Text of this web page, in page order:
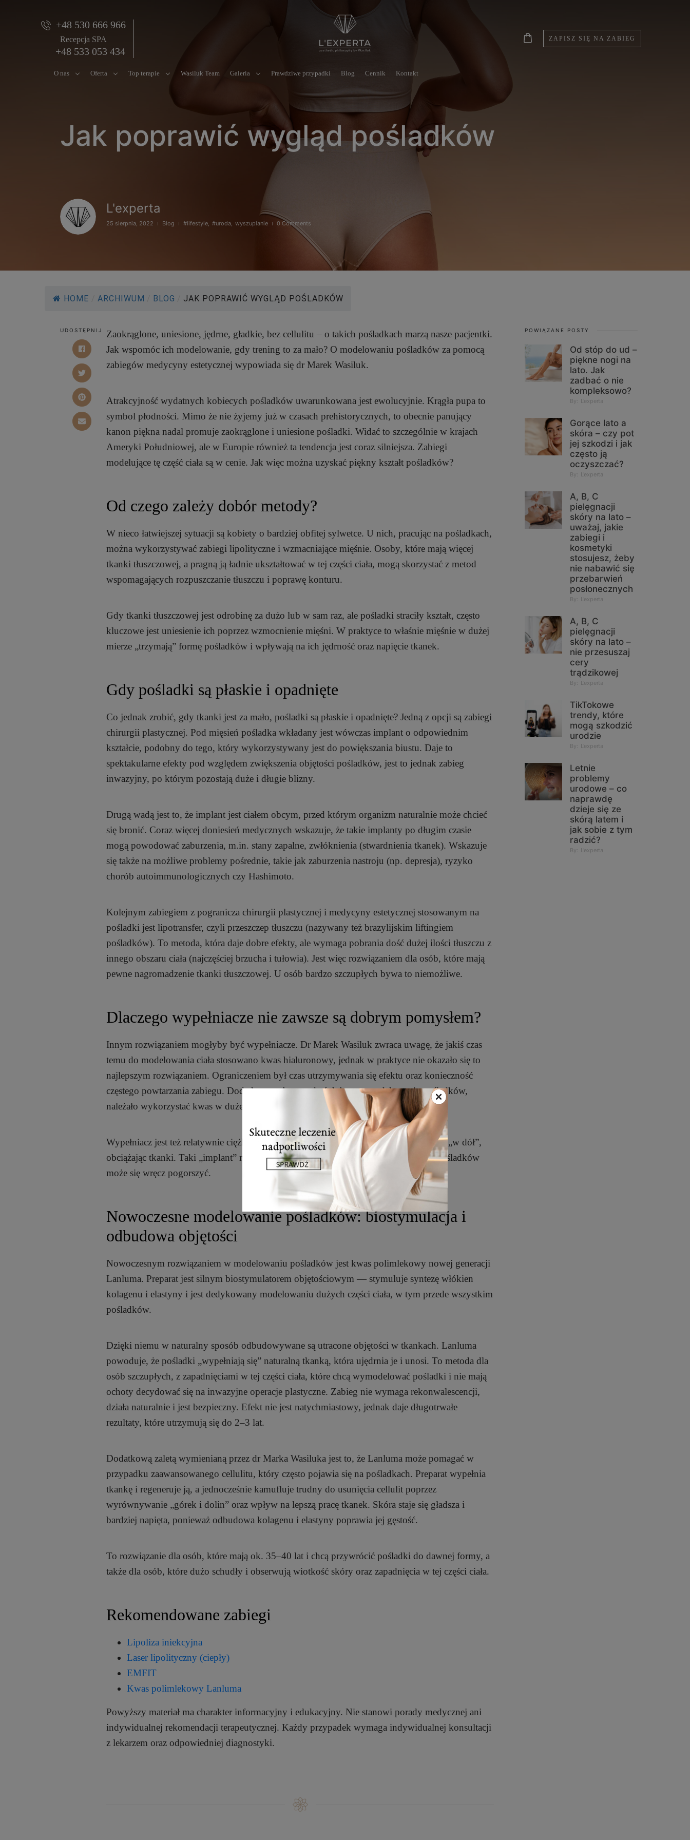
+48 530 666 966
Recepcja SPA
+48 533 053 434
ZAPISZ SIĘ NA ZABIEG
O nas Oferta Top terapie Wasiluk Team Galeria Prawdziwe przypadki Blog Cennik Kontakt
Jak poprawić wygląd pośladków
L'experta
25 sierpnia, 2022 Blog #lifestyle #uroda wyszuplanie 0 Comments
HOME ARCHIWUM BLOG JAK POPRAWIĆ WYGLĄD POŚLADKÓW
UDOSTĘPNIJ
Zaokrąglone, uniesione, jędrne, gładkie, bez cellulitu – o takich pośladkach marzą nasze pacjentki.
Jak wspomóc ich modelowanie, gdy trening to za mało? O modelowaniu pośladków za pomocą
zabiegów medycyny estetycznej wypowiada się dr Marek Wasiluk.
Atrakcyjność wydatnych kobiecych pośladków uwarunkowana jest ewolucyjnie. Krągła pupa to
symbol płodności. Mimo że nie żyjemy już w czasach prehistorycznych, to obecnie panujący
kanon piękna nadal promuje zaokrąglone i uniesione pośladki. Widać to szczególnie w krajach
Ameryki Południowej, ale w Europie również ta tendencja jest coraz silniejsza. Zabiegi
modelujące tę część ciała są w cenie. Jak więc można uzyskać piękny kształt pośladków?
Od czego zależy dobór metody?
W nieco łatwiejszej sytuacji są kobiety o bardziej obfitej sylwetce. U nich, pracując na pośladkach,
można wykorzystywać zabiegi lipolityczne i wzmacniające mięśnie. Osoby, które mają więcej
tkanki tłuszczowej, a pragną ją ładnie ukształtować w tej części ciała, mogą skorzystać z metod
wspomagających rozpuszczanie tłuszczu i poprawę konturu.
Gdy tkanki tłuszczowej jest odrobinę za dużo lub w sam raz, ale pośladki straciły kształt, często
kluczowe jest uniesienie ich poprzez wzmocnienie mięśni. W praktyce to właśnie mięśnie w dużej
mierze „trzymają” formę pośladków i wpływają na ich jędrność oraz napięcie tkanek.
Gdy pośladki są płaskie i opadnięte
Co jednak zrobić, gdy tkanki jest za mało, pośladki są płaskie i opadnięte? Jedną z opcji są zabiegi
chirurgii plastycznej. Pod mięsień pośladka wkładany jest wówczas implant o odpowiednim
kształcie, podobny do tego, który wykorzystywany jest do powiększania biustu. Daje to
spektakularne efekty pod względem zwiększenia objętości pośladków, jest to jednak zabieg
inwazyjny, po którym pozostają duże i długie blizny.
Drugą wadą jest to, że implant jest ciałem obcym, przed którym organizm naturalnie może chcieć
się bronić. Coraz więcej doniesień medycznych wskazuje, że takie implanty po długim czasie
mogą powodować zaburzenia, m.in. stany zapalne, zwłóknienia (stwardnienia tkanek). Wskazuje
się także na możliwe problemy pośrednie, takie jak zaburzenia nastroju (np. depresja), ryzyko
chorób autoimmunologicznych czy Hashimoto.
Kolejnym zabiegiem z pogranicza chirurgii plastycznej i medycyny estetycznej stosowanym na
pośladki jest lipotransfer, czyli przeszczep tłuszczu (nazywany też brazylijskim liftingiem
pośladków). To metoda, która daje dobre efekty, ale wymaga pobrania dość dużej ilości tłuszczu z
innego obszaru ciała (najczęściej brzucha i tułowia). Jest więc rozwiązaniem dla osób, które mają
pewne nagromadzenie tkanki tłuszczowej. U osób bardzo szczupłych bywa to niemożliwe.
Dlaczego wypełniacze nie zawsze są dobrym pomysłem?
Innym rozwiązaniem mogłyby być wypełniacze. Dr Marek Wasiluk zwraca uwagę, że jakiś czas
temu do modelowania ciała stosowano kwas hialuronowy, jednak w praktyce nie okazało się to
najlepszym rozwiązaniem. Ograniczeniem był czas utrzymywania się efektu oraz konieczność
częstego powtarzania zabiegu. Dodatkowo, aby uzyskać dobre wymodelowanie pośladków,
należało wykorzystać kwas w dużej ilości, co czyniło terapię nieopłacalną.
Wypełniacz jest też relatywnie ciężkim preparatem — podany w pośladki może działać „w dół”,
obciążając tkanki. Taki „implant” rozciąga tkankę, a potem zanika, przez co wygląd pośladków
może się wręcz pogorszyć.
Nowoczesne modelowanie pośladków: biostymulacja i
odbudowa objętości
Nowoczesnym rozwiązaniem w modelowaniu pośladków jest kwas polimlekowy nowej generacji
Lanluma. Preparat jest silnym biostymulatorem objętościowym — stymuluje syntezę włókien
kolagenu i elastyny i jest dedykowany modelowaniu dużych części ciała, w tym przede wszystkim
pośladków.
Dzięki niemu w naturalny sposób odbudowywane są utracone objętości w tkankach. Lanluma
powoduje, że pośladki „wypełniają się” naturalną tkanką, która ujędrnia je i unosi. To metoda dla
osób szczupłych, z zapadnięciami w tej części ciała, które chcą wymodelować pośladki i nie mają
ochoty decydować się na inwazyjne operacje plastyczne. Zabieg nie wymaga rekonwalescencji,
działa naturalnie i jest bezpieczny. Efekt nie jest natychmiastowy, jednak daje długotrwałe
rezultaty, które utrzymują się do 2–3 lat.
Dodatkową zaletą wymienianą przez dr Marka Wasiluka jest to, że Lanluma może pomagać w
przypadku zaawansowanego cellulitu, który często pojawia się na pośladkach. Preparat wypełnia
tkankę i regeneruje ją, a jednocześnie kamufluje trudny do usunięcia cellulit poprzez
wyrównywanie „górek i dolin” oraz wpływ na lepszą pracę tkanek. Skóra staje się gładsza i
bardziej napięta, ponieważ odbudowa kolagenu i elastyny poprawia jej gęstość.
To rozwiązanie dla osób, które mają ok. 35–40 lat i chcą przywrócić pośladki do dawnej formy, a
także dla osób, które dużo schudły i obserwują wiotkość skóry oraz zapadnięcia w tej części ciała.
Rekomendowane zabiegi
Lipoliza iniekcyjna
Laser lipolityczny (ciepły)
EMFIT
Kwas polimlekowy Lanluma
Powyższy materiał ma charakter informacyjny i edukacyjny. Nie stanowi porady medycznej ani
indywidualnej rekomendacji terapeutycznej. Każdy przypadek wymaga indywidualnej konsultacji
z lekarzem oraz odpowiedniej diagnostyki.
POWIĄZANE POSTY
Od stóp do ud –
piękne nogi na
lato. Jak
zadbać o nie
kompleksowo?
By: L'experta
Gorące lato a
skóra – czy pot
jej szkodzi i jak
często ją
oczyszczać?
By: L'experta
A, B, C
pielęgnacji
skóry na lato –
uważaj, jakie
zabiegi i
kosmetyki
stosujesz, żeby
nie nabawić się
przebarwień
posłonecznych
By: L'experta
A, B, C
pielęgnacji
skóry na lato –
nie przesuszaj
cery
trądzikowej
By: L'experta
TikTokowe
trendy, które
mogą szkodzić
urodzie
By: L'experta
Letnie
problemy
urodowe – co
naprawdę
dzieje się ze
skórą latem i
jak sobie z tym
radzić?
By: L'experta